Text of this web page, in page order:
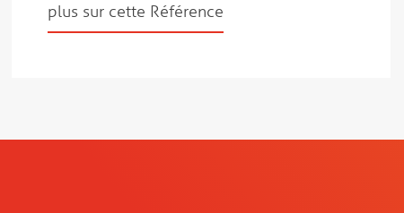
plus sur cette Référence